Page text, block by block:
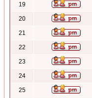
19
20
21
22
23
24
25